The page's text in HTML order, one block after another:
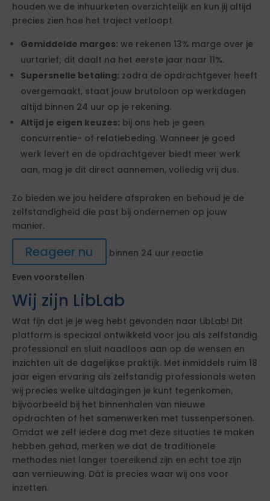
houden we de inhuurketen overzichtelijk en kun jij altijd
precies zien hoe het traject verloopt.
Gemiddelde marges: we rekenen 13% marge over je
uurtarief; dit daalt na het eerste jaar naar 11%.
Supersnelle betaling: zodra de opdrachtgever heeft
overgemaakt, staat jouw brutoloon op werkdagen
altijd binnen 24 uur op je rekening.
Altijd je eigen keuzes: bij ons heb je geen
concurrentie- of relatiebeding. Wanneer je goed
werk levert en de opdrachtgever biedt meer werk
aan, mag je dit direct aannemen, volledig vrij dus.
Zo bieden we jou heldere afspraken en behoud je de
zelfstandigheid die past bij ondernemen op jouw
manier.
Reageer nu
binnen 24 uur reactie
Even voorstellen
Wij zijn LibLab
Wat fijn dat je je weg hebt gevonden naar LibLab! Dit
platform is speciaal ontwikkeld voor jou als zelfstandig
professional en sluit naadloos aan op de wensen en
inzichten uit de dagelijkse praktijk. Met inmiddels ruim 18
jaar eigen ervaring als zelfstandig professionals weten
wij precies welke uitdagingen je kunt tegenkomen,
bijvoorbeeld bij het binnenhalen van nieuwe
opdrachten of het samenwerken met tussenpersonen.
Omdat we zelf iedere dag met deze situaties te maken
hebben gehad, merken we dat de traditionele
methodes niet langer toereikend zijn en echt toe zijn
aan vernieuwing. Dát is precies waar wij ons voor
inzetten.